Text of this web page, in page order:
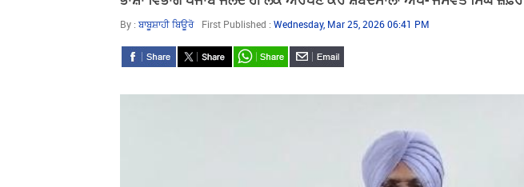
By : ਬਾਬੂਸ਼ਾਹੀ ਬਿਊਰੋ First Published : Wednesday, Mar 25, 2026 06:41 PM